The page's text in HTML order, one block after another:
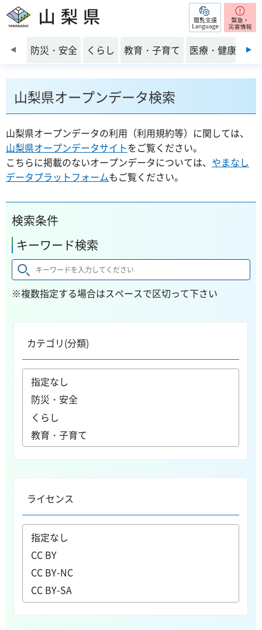
山梨県 閲覧支援
前のスライドを表示
防災・安全 くらし 教育・子育て 医療・健康・福
山梨県オープンデータ検索
山梨県オープンデータの利用（利用規約等）に関しては、
山梨県オープンデータサイトをご覧ください。
こちらに掲載のないオープンデータについては、 やまなし
データプラットフォームもご覧ください。
検索条件
キーワード検索
※複数指定する場合はスペースで区切って下さい
カテゴリ(分類)
ライセンス